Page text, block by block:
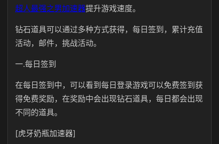
超人最强之男加速器提升游戏速度。
钻石道具可以通过多种方式获得，每日签到，累计充值
活动，邮件，挑战活动。
一.每日签到
在每日签到中，可以看到每日登录游戏可以免费签到获
得免费奖励，在奖励中会出现钻石道具，每日都会出现
不同的道具。
[虎牙奶瓶加速器]